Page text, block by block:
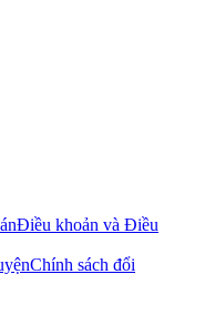
Điều khoản và Điều
Chính sách đổi